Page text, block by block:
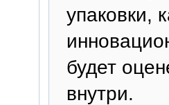
упаковки,
будет
внутри.